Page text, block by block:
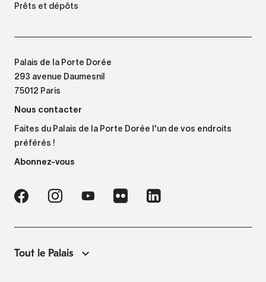
Prêts et dépôts
Palais de la Porte Dorée
293 avenue Daumesnil
75012 Paris
Nous contacter
Faites du Palais de la Porte Dorée l'un de vos endroits
préférés !
Abonnez-vous
Tout le Palais